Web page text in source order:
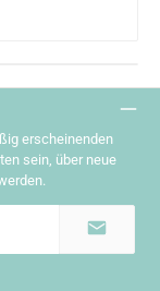
erscheinenden
sein, über neue